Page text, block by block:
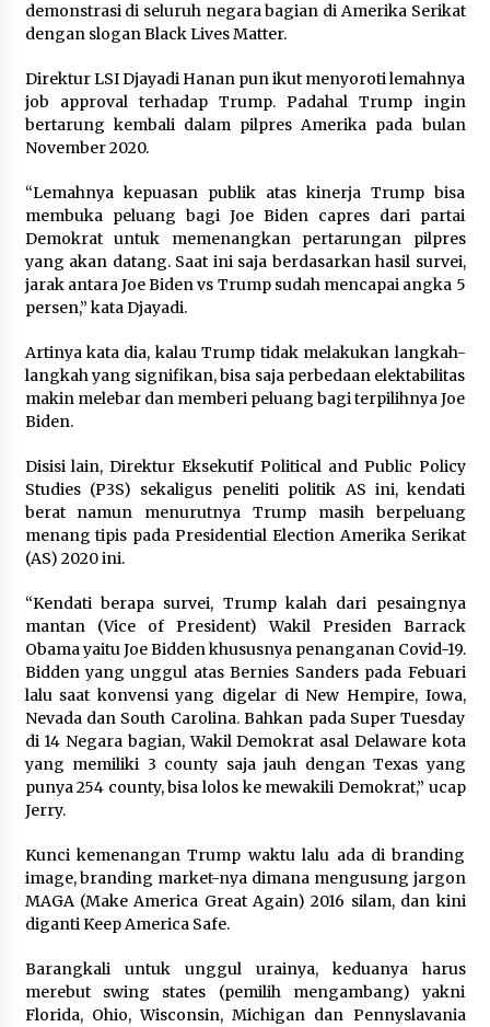
demonstrasi di seluruh negara bagian di Amerika Serikat
dengan slogan Black Lives Matter.
Direktur LSI Djayadi Hanan pun ikut menyoroti lemahnya
job approval terhadap Trump. Padahal Trump ingin
bertarung kembali dalam pilpres Amerika pada bulan
November 2020.
“Lemahnya kepuasan publik atas kinerja Trump bisa
membuka peluang bagi Joe Biden capres dari partai
Demokrat untuk memenangkan pertarungan pilpres
yang akan datang. Saat ini saja berdasarkan hasil survei,
jarak antara Joe Biden vs Trump sudah mencapai angka 5
persen,” kata Djayadi.
Artinya kata dia, kalau Trump tidak melakukan langkah-
langkah yang signifikan, bisa saja perbedaan elektabilitas
makin melebar dan memberi peluang bagi terpilihnya Joe
Biden.
Disisi lain, Direktur Eksekutif Political and Public Policy
Studies (P3S) sekaligus peneliti politik AS ini, kendati
berat namun menurutnya Trump masih berpeluang
menang tipis pada Presidential Election Amerika Serikat
(AS) 2020 ini.
“Kendati berapa survei, Trump kalah dari pesaingnya
mantan (Vice of President) Wakil Presiden Barrack
Obama yaitu Joe Bidden khususnya penanganan Covid-19.
Bidden yang unggul atas Bernies Sanders pada Febuari
lalu saat konvensi yang digelar di New Hempire, Iowa,
Nevada dan South Carolina. Bahkan pada Super Tuesday
di 14 Negara bagian, Wakil Demokrat asal Delaware kota
yang memiliki 3 county saja jauh dengan Texas yang
punya 254 county, bisa lolos ke mewakili Demokrat,” ucap
Jerry.
Kunci kemenangan Trump waktu lalu ada di branding
image, branding market-nya dimana mengusung jargon
MAGA (Make America Great Again) 2016 silam, dan kini
diganti Keep America Safe.
Barangkali untuk unggul urainya, keduanya harus
merebut swing states (pemilih mengambang) yakni
Florida, Ohio, Wisconsin, Michigan dan Pennyslavania